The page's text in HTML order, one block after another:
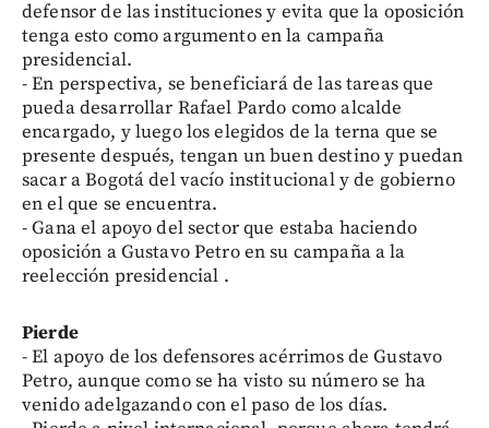
defensor de las instituciones y evita que la oposición
tenga esto como argumento en la campaña
presidencial.
- En perspectiva, se beneficiará de las tareas que
pueda desarrollar Rafael Pardo como alcalde
encargado, y luego los elegidos de la terna que se
presente después, tengan un buen destino y puedan
sacar a Bogotá del vacío institucional y de gobierno
en el que se encuentra.
- Gana el apoyo del sector que estaba haciendo
oposición a Gustavo Petro en su campaña a la
reelección presidencial .
Pierde
- El apoyo de los defensores acérrimos de Gustavo
Petro, aunque como se ha visto su número se ha
venido adelgazando con el paso de los días.